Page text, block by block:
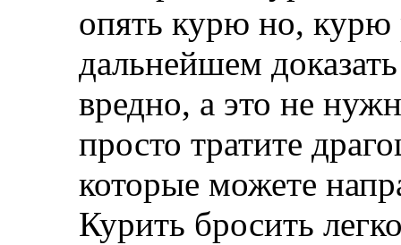
опять курю но, курю
дальнейшем
вредно, а это не
просто тратите
которые можете
Курить бросить